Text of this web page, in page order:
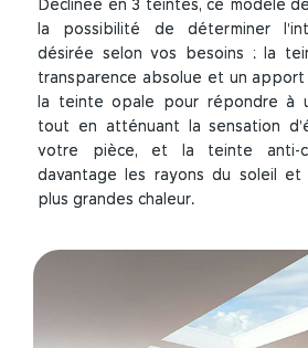
Déclinée en 3 teintes, ce modèle
la possibilité de déterminer
désirée selon vos besoins : la
transparence absolue et un apport
la teinte opale pour répondre à
tout en atténuant la sensation
votre pièce, et la teinte anti-
davantage les rayons du soleil
plus grandes chaleur.